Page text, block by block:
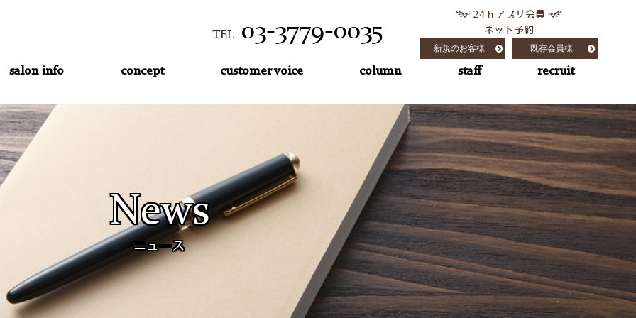
TEL 03-3779-0035
24ｈアプリ会員
ネット予約
新規のお客様 既存会員様
salon info concept customer voice column staff recruit
News
ニュース